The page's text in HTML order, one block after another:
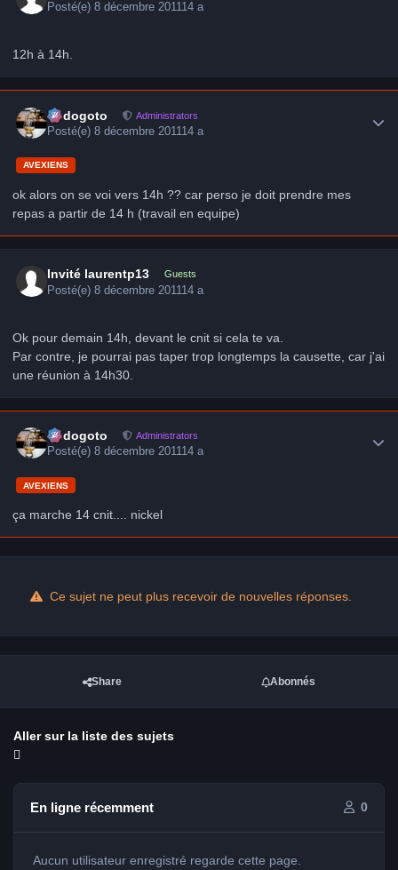
Posté(e)8 décembre 201114 a
12h à 14h.
frédogoto Administrators
Posté(e)8 décembre 201114 a
AVEXIENS
ok alors on se voi vers 14h ?? car perso je doit prendre mes
repas a partir de 14 h (travail en equipe)
Invité laurentp13 Guests
Posté(e)8 décembre 2011 14 a
Ok pour demain 14h, devant le cnit si cela te va.
Par contre, je pourrai pas taper trop longtemps la causette, car j'ai
une réunion à 14h30.
frédogoto Administrators
Posté(e)8 décembre 201114 a
AVEXIENS
ça marche 14 cnit.... nickel
Ce sujet ne peut plus recevoir de nouvelles réponses.
Share Abonnés
Aller sur la liste des sujets
En ligne récemment 0
Aucun utilisateur enregistré regarde cette page.